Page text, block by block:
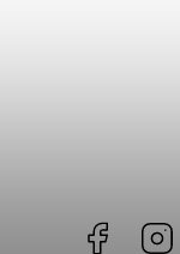
Facebook